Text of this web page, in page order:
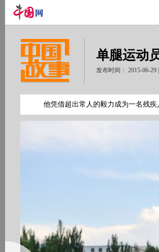
单腿运动
发布时间： 2015-06-
他凭借超出常人的毅力成为一名残疾